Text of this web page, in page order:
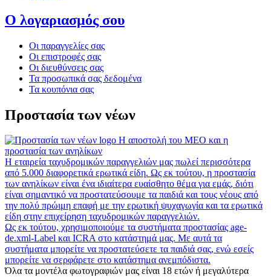
Ο λογαριασμός σου
Οι παραγγελίες σας
Οι επιστροφές σας
Οι διευθύνσεις σας
Τα προσωπικά σας δεδομένα
Τα κουπόνια σας
Προστασία των νέων
Η αποστολή του MEO και η
προστασία των ανηλίκων
Η εταιρεία ταχυδρομικών παραγγελιών μας πωλεί περισσότερα
από 5.000 διαφορετικά ερωτικά είδη. Ως εκ τούτου, η προστασία
των ανηλίκων είναι ένα ιδιαίτερα ευαίσθητο θέμα για εμάς, διότι
είναι σημαντικό να προστατεύσουμε τα παιδιά και τους νέους από
την πολύ πρώιμη επαφή με την ερωτική ψυχαγωγία και τα ερωτικά
είδη στην επιχείρηση ταχυδρομικών παραγγελιών.
Ως εκ τούτου, χρησιμοποιούμε τα συστήματα προστασίας age-
de.xml-Label και ICRA στο κατάστημά μας. Με αυτά τα
συστήματα μπορείτε να προστατεύσετε τα παιδιά σας, ενώ εσείς
μπορείτε να σερφάρετε στο κατάστημα ανεμπόδιστα.
Όλα τα μοντέλα φωτογραφιών μας είναι 18 ετών ή μεγαλύτερα